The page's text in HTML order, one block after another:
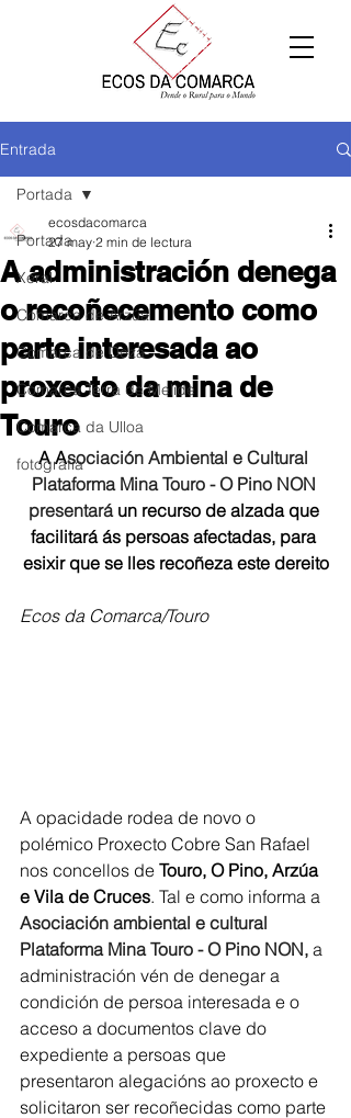
Entrada
Portada
Xeral
Comarca de Arzúa
Comarca de Deza
Comarca Terra de Melide
Comarca da Ulloa
fotografía
Portada
A administración denega
o recoñecemento como
parte interesada ao
proxecto da mina de
Touro
ecosdacomarca
27 may 2 min de lectura
A Asociación Ambiental e Cultural
Plataforma Mina Touro - O Pino NON
presentará un recurso de alzada que
facilitará ás persoas afectadas, para
esixir que se lles recoñeza este dereito
Ecos da Comarca/Touro
A opacidade rodea de novo o
polémico Proxecto Cobre San Rafael
nos concellos de Touro, O Pino, Arzúa
e Vila de Cruces. Tal e como informa a
Asociación ambiental e cultural
Plataforma Mina Touro - O Pino NON, a
administración vén de denegar a
condición de persoa interesada e o
acceso a documentos clave do
expediente a persoas que
presentaron alegacións ao proxecto e
solicitaron ser recoñecidas como parte